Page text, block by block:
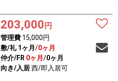
203,000 円
管理費15,000円
敷/礼 1ヶ月 /0ヶ月
仲介/FR 0ヶ月 /0ヶ月
向き/入居西/即入居可